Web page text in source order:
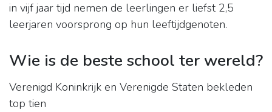
in vijf jaar tijd nemen de leerlingen er liefst 2,5
leerjaren voorsprong op hun leeftijdgenoten.
Wie is de beste school ter wereld?
Verenigd Koninkrijk en Verenigde Staten bekleden
top tien